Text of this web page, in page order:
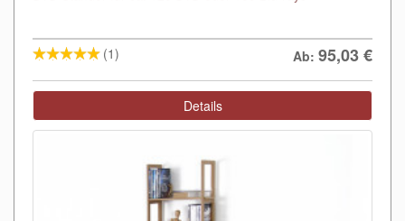
(1) Ab: 95,03€
Details